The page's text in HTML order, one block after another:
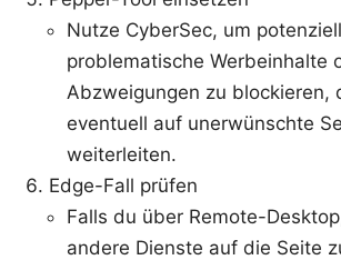
Nutze CyberSec, um potenziell
problematische Werbeinhalte
Abzweigungen zu blockieren,
eventuell auf unerwünschte
weiterleiten.
Edge-Fall prüfen
Falls du über Remote-
andere Dienste auf die Seite